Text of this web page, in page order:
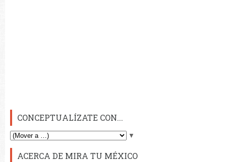
CONCEPTUALÍZATE CON...
▼
ACERCA DE MIRA TU MÉXICO